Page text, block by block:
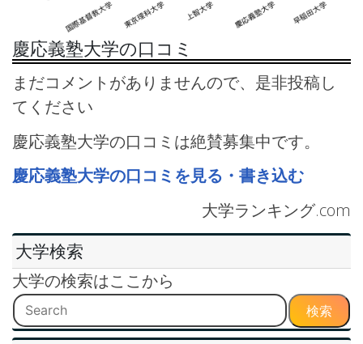
慶応義塾大学の口コミ
まだコメントがありませんので、是非投稿し
てください
慶応義塾大学の口コミは絶賛募集中です。
慶応義塾大学の口コミを見る・書き込む
大学ランキング.com
大学検索
大学の検索はここから
検索